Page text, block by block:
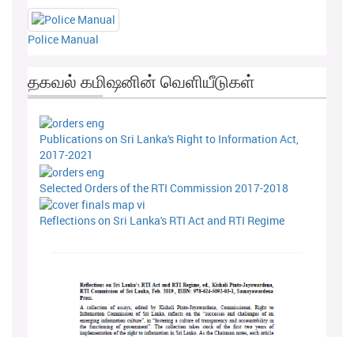
Police Manual
தகவல் கமிஷனின் வெளியீடுகள்
Publications on Sri Lanka's Right to Information Act,
2017-2021
Selected Orders of the RTI Commission 2017-2018
Reflections on Sri Lanka's RTI Act and RTI Regime